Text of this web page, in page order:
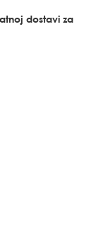
dostavi za